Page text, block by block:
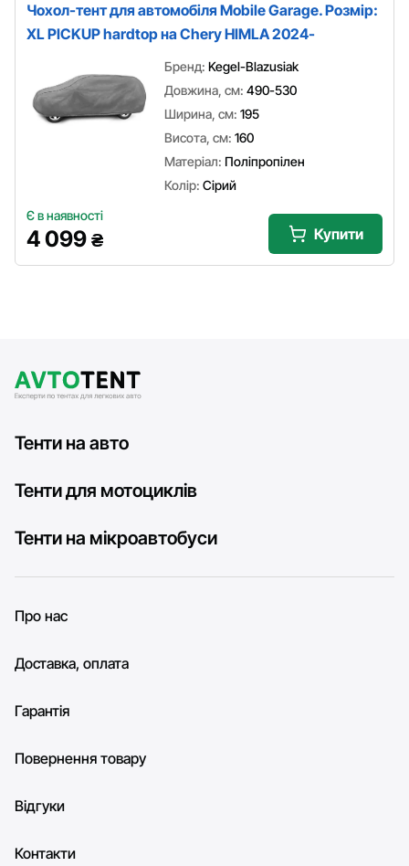
Чохол-тент для автомобіля Mobile Garage. Розмір:
XL PICKUP hardtop на Chery HIMLA 2024-
Бренд: Kegel-Blazusiak
Довжина, см: 490-530
Ширина, см: 195
Висота, см: 160
Матеріал: Поліпропілен
Колір: Сірий
Є в наявності
4 099 ₴ Купити
Тенти на авто
Тенти для мотоциклів
Тенти на мікроавтобуси
Про нас
Доставка, оплата
Гарантія
Повернення товару
Відгуки
Контакти